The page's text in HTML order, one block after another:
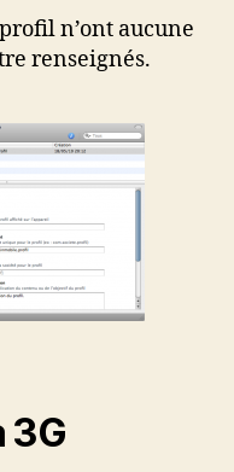
n’ont aucune
renseignés.
3G